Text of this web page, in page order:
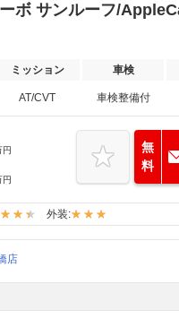
ボ サンルーフ/
ミッション 車検
AT/CVT 車検整備付
円
円
無
料
外装:
店